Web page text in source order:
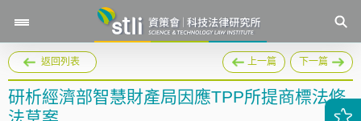
返回列表 上一篇 下一篇
研析經濟部智慧財產局因應TPP所提商標法修